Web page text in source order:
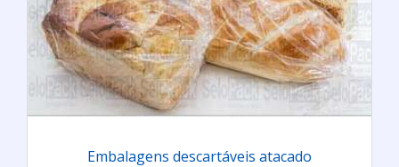
Embalagens descartáveis atacado